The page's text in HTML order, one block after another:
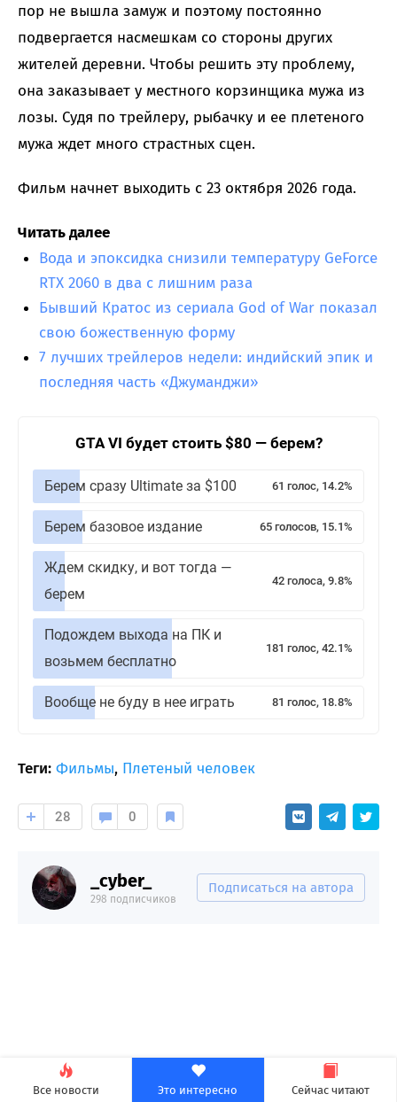
Все новости Это интересно Сейчас читают
пор не вышла замуж и поэтому постоянно
подвергается насмешкам со стороны других
жителей деревни. Чтобы решить эту проблему,
она заказывает у местного корзинщика мужа из
лозы. Судя по трейлеру, рыбачку и ее плетеного
мужа ждет много страстных сцен.
Фильм начнет выходить с 23 октября 2026 года.
Читать далее
Вода и эпоксидка снизили температуру GeForce
RTX 2060 в два с лишним раза
Бывший Кратос из сериала God of War показал
свою божественную форму
7 лучших трейлеров недели: индийский эпик и
последняя часть «Джуманджи»
GTA VI будет стоить $80 — берем?
Берем сразу Ultimate за $100 61 голос, 14.2%
Берем базовое издание 65 голосов, 15.1%
Ждем скидку, и вот тогда —
берем
42 голоса, 9.8%
Подождем выхода на ПК и
возьмем бесплатно
181 голос, 42.1%
Вообще не буду в нее играть 81 голос, 18.8%
Теги: Фильмы, Плетеный человек
28 0
_cyber_
298 подписчиков
Подписаться на автора